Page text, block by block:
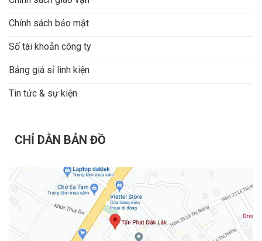
Chính sách bảo mật
Số tài khoản công ty
Bảng giá sỉ linh kiện
Tin tức & sự kiện
CHỈ DẪN BẢN ĐỒ